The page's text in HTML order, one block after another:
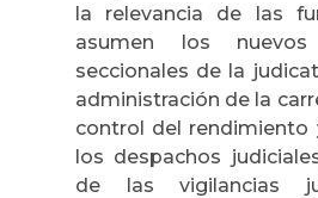
la relevancia de las
asumen los nuevos
seccionales de la
administración de la
control del rendimiento
los despachos
de las vigilancias